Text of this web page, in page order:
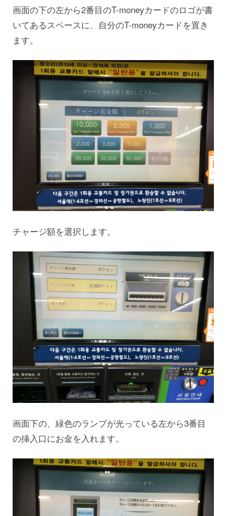
画面の下の左から2番目のT-moneyカードのロゴが書
いてあるスペースに、自分のT-moneyカードを置き
ます。
チャージ額を選択します。
画面下の、緑色のランプが光っている左から3番目
の挿入口にお金を入れます。